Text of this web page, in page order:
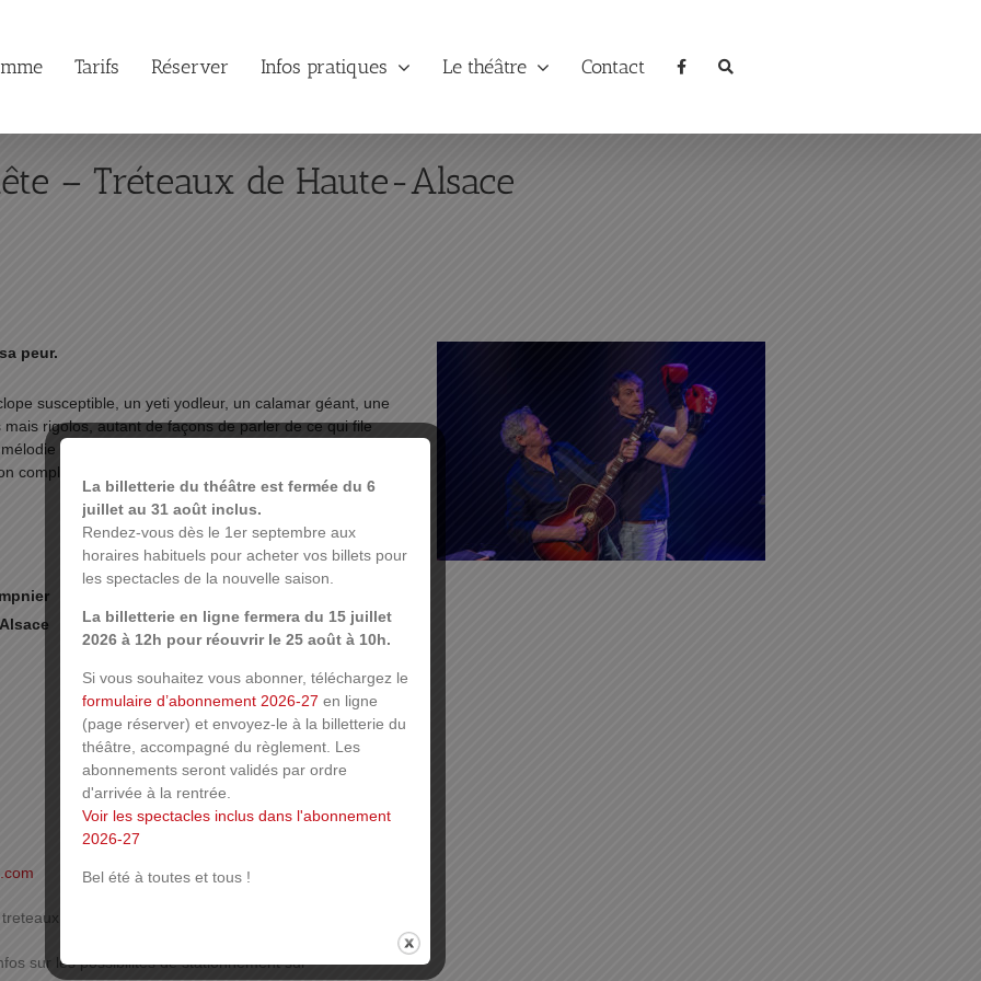
Tarifs Réserver Infos pratiques Le théâtre Contact
– Tréteaux de Haute-Alsace
peur.
susceptible, un yeti yodleur, un calamar géant, une
rigolos, autant de façons de parler de ce qui file
sur le bord des lèvres. On retrouve Alain Schneider,
complice Cyril Dompnier au chant et aux percussions
alsace.fr ou par tél. au 03 89 66 06 72
sur les possibilités de stationnement sur
La billetterie du théâtre est fermée du 6
juillet au 31 août inclus.
Rendez-vous dès le 1er septembre aux
horaires habituels pour acheter vos billets pour
les spectacles de la nouvelle saison.
La billetterie en ligne fermera du 15 juillet
2026 à 12h pour réouvrir le 25 août à 10h.
Si vous souhaitez vous abonner, téléchargez le
formulaire d’abonnement 2026-27 en ligne
(page réserver) et envoyez-le à la billetterie du
théâtre, accompagné du règlement. Les
abonnements seront validés par ordre
d'arrivée à la rentrée.
Voir les spectacles inclus dans l'abonnement
2026-27
Bel été à toutes et tous !